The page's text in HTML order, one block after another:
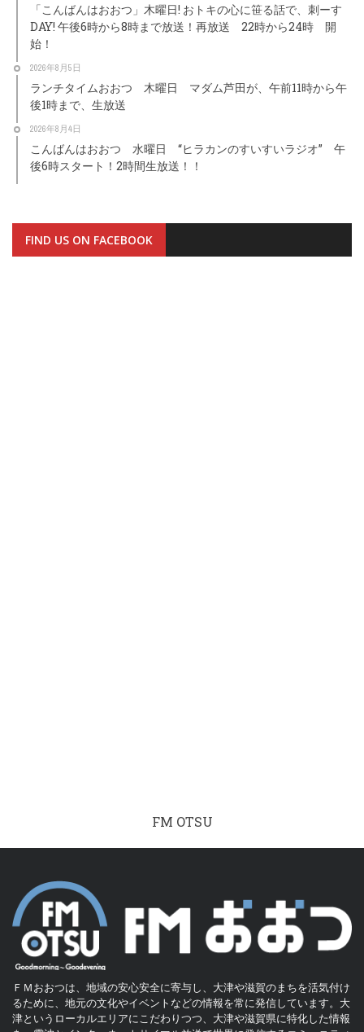
「こんばんはおおつ」木曜日! おトキの心に笹る話で、刺ーす
DAY! 午後6時から8時まで放送！再放送 22時から24時 開
始！
2026年8月5日
ランチタイムおおつ 木曜日 マダム芦田が、午前11時から午
後1時まで、生放送
2026年8月4日
こんばんはおおつ 水曜日 “ヒラカンのすいすいラジオ” 午
後6時スタート！2時間生放送！！
FIND US ON FACEBOOK
FM OTSU
ＦＭおおつは、地域の安心安全に寄与し、大津や滋賀のまちを活気付け
るために、地元の文化やイベントなどの情報を常に発信しています。大
津というローカルエリアにこだわりつつ、大津や滋賀県に特化した情報